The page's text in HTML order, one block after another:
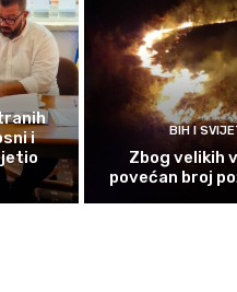
i
BIH I
Zbog velikih
povećan broj